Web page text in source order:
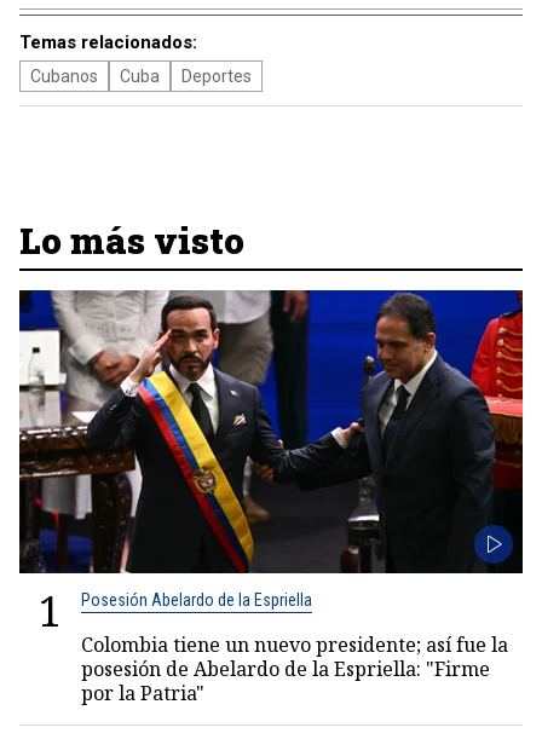
Temas relacionados:
Cubanos Cuba Deportes
Lo más visto
1 Posesión Abelardo de la Espriella
Colombia tiene un nuevo presidente; así fue la
posesión de Abelardo de la Espriella: "Firme
por la Patria"